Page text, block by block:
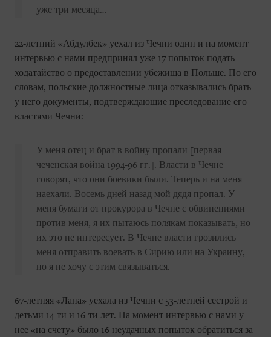
уже три месяца…
22-летний «Абдулбек» уехал из Чечни один и на момент
интервью с нами предпринял уже 17 попыток подать
ходатайство о предоставлении убежища в Польше. По его
словам, польские должностные лица отказывались брать
у него документы, подтверждающие преследование его
властями Чечни:
У меня отец и брат в войну пропали [первая
чеченская война 1994-96 гг.]. Власти в Чечне
говорят, что они боевики были. Теперь и на меня
наехали. Восемь дней назад мой дядя пропал. У
меня бумаги от прокурора в Чечне с обвинениями
против меня, я их пытаюсь полякам показывать, но
их это не интересует. В Чечне власти грозились
меня отправить воевать в Сирию или на Украину,
но я не хочу с этим связываться.
67-летняя «Лана» уехала из Чечни с 53-летней сестрой и
детьми 14-ти и 16-ти лет. На момент интервью с нами у
нее «на счету» было 16 неудачных попыток обратиться за